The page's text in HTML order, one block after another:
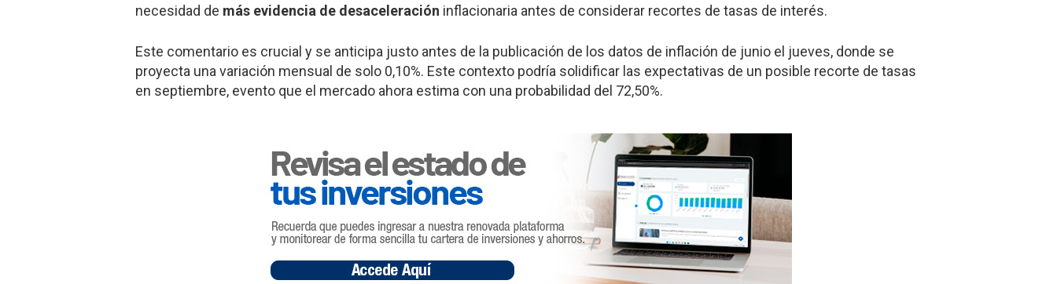
necesidad de más evidencia de desaceleración inflacionaria antes de considerar recortes de tasas de interés.
Este comentario es crucial y se anticipa justo antes de la publicación de los datos de inflación de junio el jueves, donde se
proyecta una variación mensual de solo 0,10%. Este contexto podría solidificar las expectativas de un posible recorte de tasas
en septiembre, evento que el mercado ahora estima con una probabilidad del 72,50%.